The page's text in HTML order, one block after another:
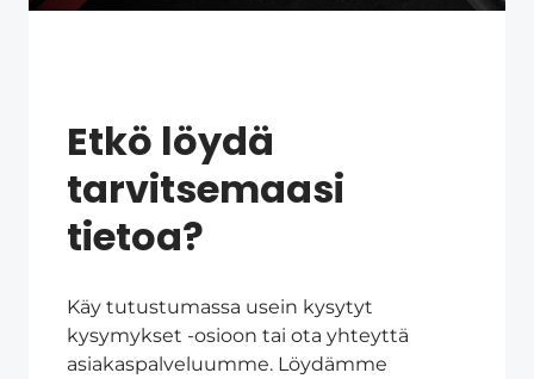
Etkö löydä
tarvitsemaasi
tietoa?
Käy tutustumassa usein kysytyt
kysymykset -osioon tai ota yhteyttä
asiakaspalveluumme. Löydämme